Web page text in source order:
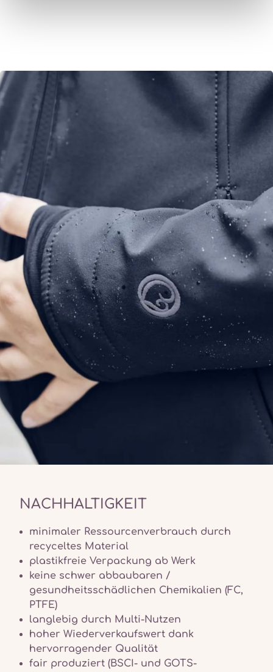
NACHHALTIGKEIT
minimaler Ressourcenverbrauch durch
recyceltes Material
plastikfreie Verpackung ab Werk
keine schwer abbaubaren /
gesundheitsschädlichen Chemikalien (FC,
PTFE)
langlebig durch Multi-Nutzen
hoher Wiederverkaufswert dank
hervorragender Qualität
fair produziert (BSCI- und GOTS-